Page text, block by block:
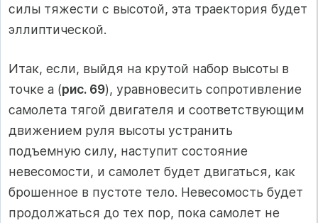
силы тяжести с высотой, эта траектория будет
эллиптической.
Итак, если, выйдя на крутой набор высоты в
точке а (рис. 69), уравновесить сопротивление
самолета тягой двигателя и соответствующим
движением руля высоты устранить
подъемную силу, наступит состояние
невесомости, и самолет будет двигаться, как
брошенное в пустоте тело. Невесомость будет
продолжаться до тех пор, пока самолет не